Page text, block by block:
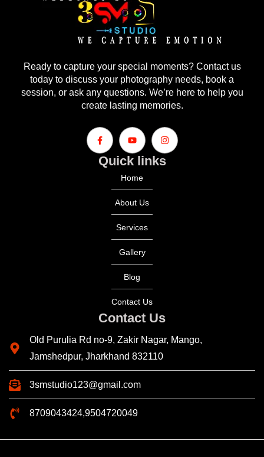
Quick links
Home
About Us
Services
Gallery
Blog
Contact Us
Ready to capture your special moments? Contact us
today to discuss your photography needs, book a
session, or ask any questions. We’re here to help you
create lasting memories.
Contact Us
Old Purulia Rd no-9, Zakir Nagar, Mango,
Jamshedpur, Jharkhand 832110
3smstudio123@gmail.com
8709043424,9504720049